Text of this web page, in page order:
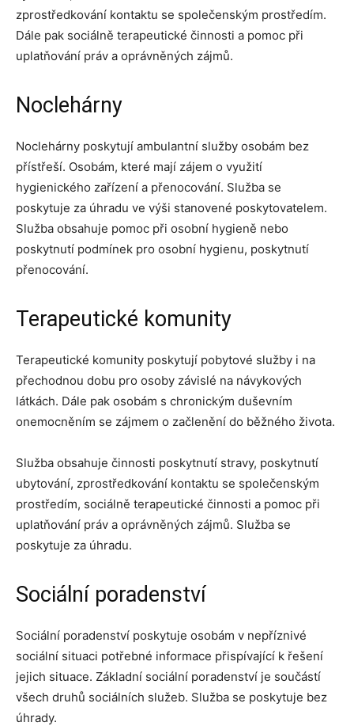
zprostředkování kontaktu se společenským prostředím.
Dále pak sociálně terapeutické činnosti a pomoc při
uplatňování práv a oprávněných zájmů.
Noclehárny
Noclehárny poskytují ambulantní služby osobám bez
přístřeší. Osobám, které mají zájem o využití
hygienického zařízení a přenocování. Služba se
poskytuje za úhradu ve výši stanovené poskytovatelem.
Služba obsahuje pomoc při osobní hygieně nebo
poskytnutí podmínek pro osobní hygienu, poskytnutí
přenocování.
Terapeutické komunity
Terapeutické komunity poskytují pobytové služby i na
přechodnou dobu pro osoby závislé na návykových
látkách. Dále pak osobám s chronickým duševním
onemocněním se zájmem o začlenění do běžného života.
Služba obsahuje činnosti poskytnutí stravy, poskytnutí
ubytování, zprostředkování kontaktu se společenským
prostředím, sociálně terapeutické činnosti a pomoc při
uplatňování práv a oprávněných zájmů. Služba se
poskytuje za úhradu.
Sociální poradenství
Sociální poradenství poskytuje osobám v nepříznivé
sociální situaci potřebné informace přispívající k řešení
jejich situace. Základní sociální poradenství je součástí
všech druhů sociálních služeb. Služba se poskytuje bez
úhrady.